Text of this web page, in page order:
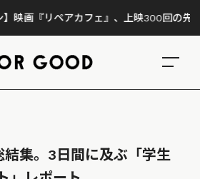
カフェ』、上映300回の先で見えてきたこ
集。3日間に及ぶ「学生